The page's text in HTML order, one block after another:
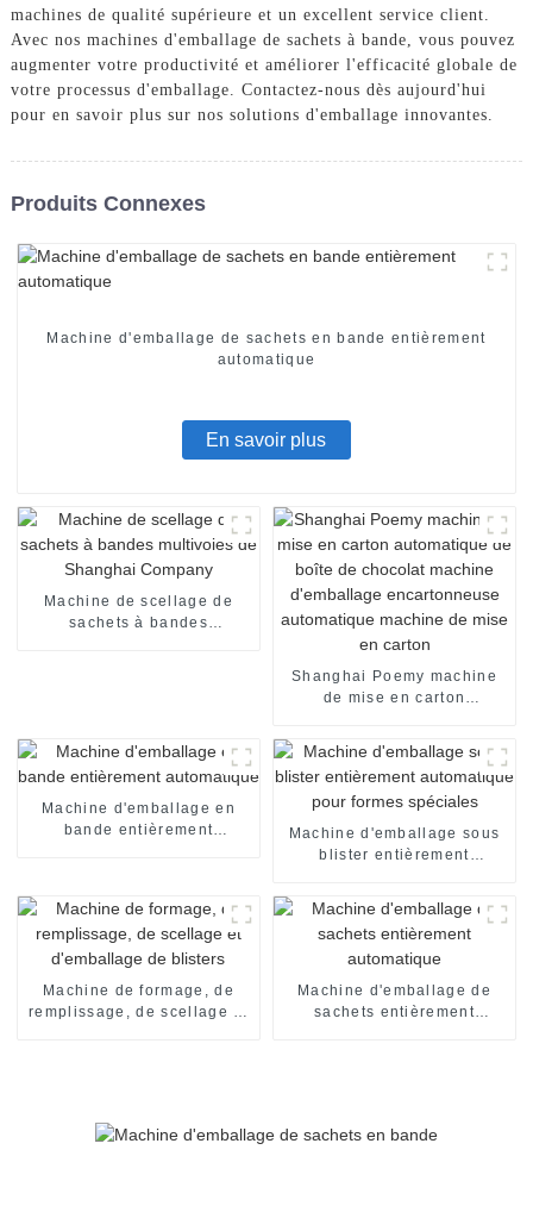
machines de qualité supérieure et un excellent service client.
Avec nos machines d'emballage de sachets à bande, vous pouvez
augmenter votre productivité et améliorer l'efficacité globale de
votre processus d'emballage. Contactez-nous dès aujourd'hui
pour en savoir plus sur nos solutions d'emballage innovantes.
Produits Connexes
Machine d'emballage de sachets en bande entièrement
automatique
En savoir plus
Machine de scellage de
sachets à bandes
Shanghai Poemy machine
de mise en carton
d'emballage encartonneuse
automatique machine de
mise en carton
Machine d'emballage en
bande entièrement
Machine d'emballage sous
blister entièrement
Machine de formage, de
remplissage, de scellage et
Machine d'emballage de
sachets entièrement